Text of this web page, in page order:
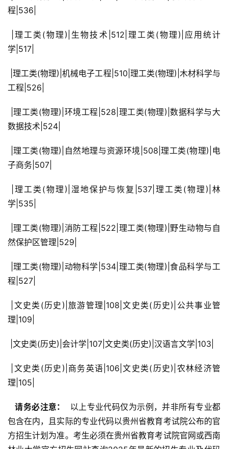
程|536|
学|517|
工程|526|
数据技术|524|
子商务|507|
学|535|
然保护区管理|529|
程|527|
理|109|
|文史类(历史)|会计学|107|文史类(历史)|汉语言文学|103|
理|105|
  请务必注意：
以上专业代码仅为示例，并非所有专业都
包含在内，且实际的专业代码以贵州省教育考试院公布的官
方招生计划为准。考生必须在贵州省教育考试院官网或西南